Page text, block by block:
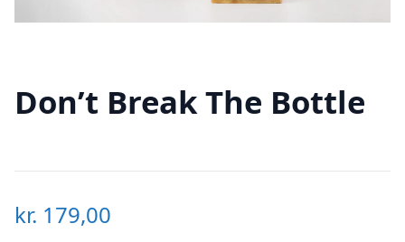
Don’t Break The Bottle
kr. 179,00